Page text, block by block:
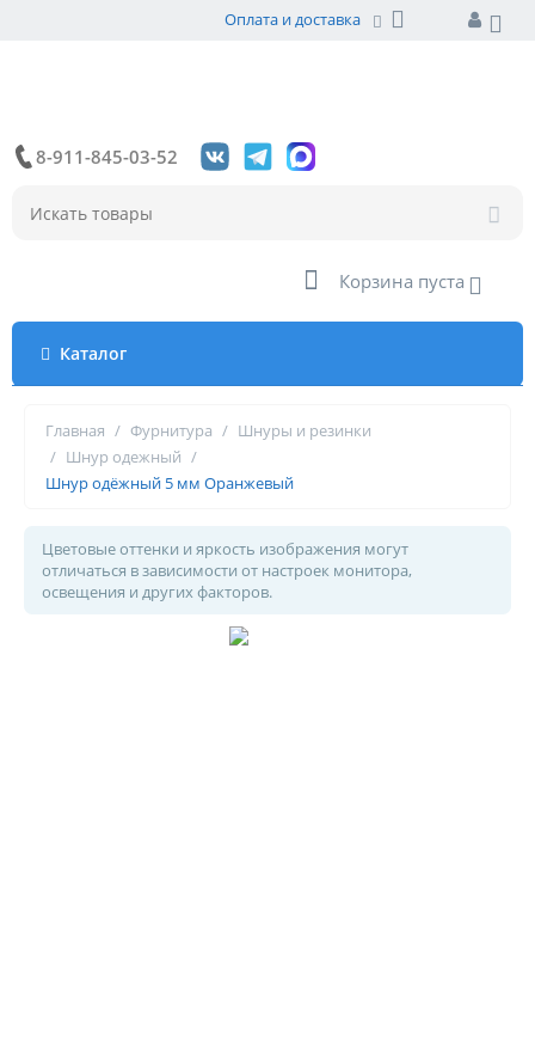
Оплата и доставка
8-911-845-03-52
Корзина пуста
Каталог
Главная / Фурнитура / Шнуры и резинки
/ Шнур одежный /
Шнур одёжный 5 мм Оранжевый
Цветовые оттенки и яркость изображения могут
отличаться в зависимости от настроек монитора,
освещения и других факторов.